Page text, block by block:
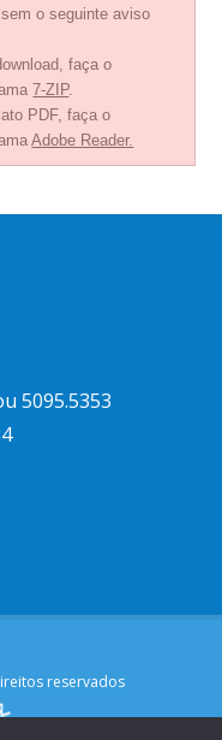
o seguinte aviso
faça o
7-ZIP.
PDF, faça o
Adobe Reader.
5095.5353
reservados